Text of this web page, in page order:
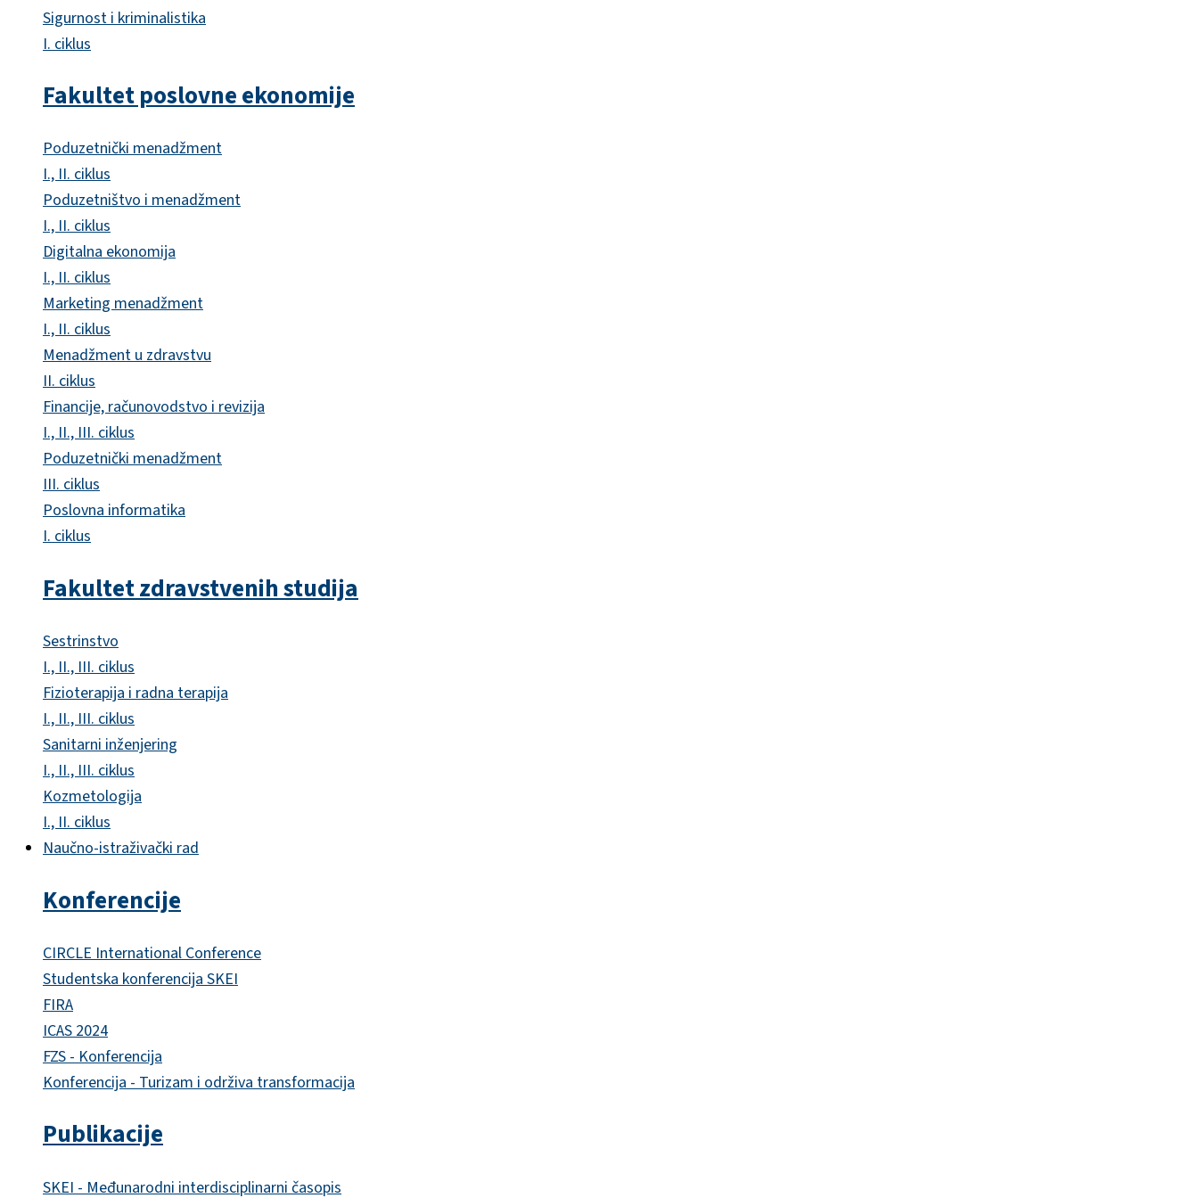
Sigurnost i kriminalistika
I. ciklus
Fakultet poslovne ekonomije
Poduzetnički menadžment
I., II. ciklus
Poduzetništvo i menadžment
I., II. ciklus
Digitalna ekonomija
I., II. ciklus
Marketing menadžment
I., II. ciklus
Menadžment u zdravstvu
II. ciklus
Financije, računovodstvo i revizija
I., II., III. ciklus
Poduzetnički menadžment
III. ciklus
Poslovna informatika
I. ciklus
Fakultet zdravstvenih studija
Sestrinstvo
I., II., III. ciklus
Fizioterapija i radna terapija
I., II., III. ciklus
Sanitarni inženjering
I., II., III. ciklus
Kozmetologija
I., II. ciklus
Naučno-istraživački rad
Konferencije
CIRCLE International Conference
Studentska konferencija SKEI
FIRA
ICAS 2024
FZS - Konferencija
Konferencija - Turizam i održiva transformacija
Publikacije
SKEI - Međunarodni interdisciplinarni časopis